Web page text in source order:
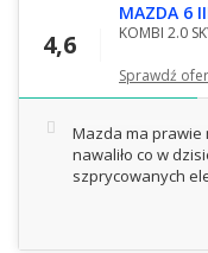
4,6
MAZDA 6
KOMBI 2.0
Sprawdź
Mazda ma prawie
nawaliło co w
szprycowanych